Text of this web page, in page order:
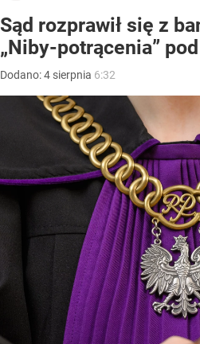
Sąd rozprawił się z
„Niby-potrącenia”
Dodano:4 sierpnia 6:32